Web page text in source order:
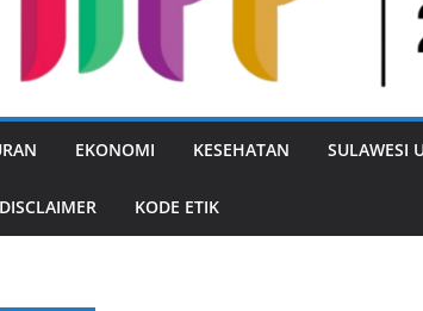
EKONOMI KESEHATAN SULAWESI
DISCLAIMER KODE ETIK